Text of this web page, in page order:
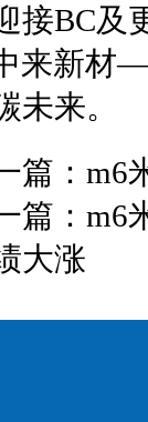
接BC及
来新材
未来。
篇： m6
篇： m6
大涨